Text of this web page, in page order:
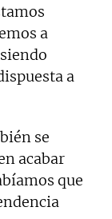
a
a
se
acabar
que